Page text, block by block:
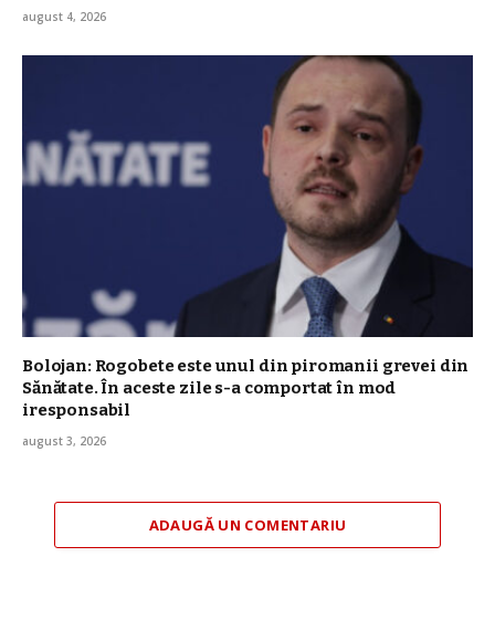
august 4, 2026
Bolojan: Rogobete este unul din piromanii grevei din
Sănătate. În aceste zile s-a comportat în mod
iresponsabil
august 3, 2026
ADAUGĂ UN COMENTARIU